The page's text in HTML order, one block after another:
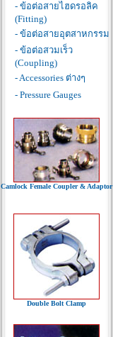
- ข้อต่อสายไฮดรอลิค
(Fitting)
- ข้อต่อสายอุตสาหกรรม
- ข้อต่อสวมเร็ว
(Coupling)
- Accessories ต่างๆ
- Pressure Gauges
Camlock Female Coupler & Adaptor
Double Bolt Clamp